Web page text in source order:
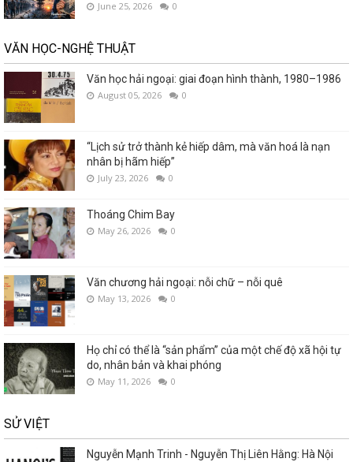
June 25, 2026 0
VĂN HỌC-NGHỆ THUẬT
Văn học hải ngoại: giai đoạn hình thành, 1980–1986
August 05, 2026 0
“Lịch sử trở thành kẻ hiếp dâm, mà văn hoá là nạn
nhân bị hãm hiếp”
July 23, 2026 0
Thoáng Chim Bay
May 26, 2026 0
Văn chương hải ngoại: nỗi chữ – nỗi quê
May 13, 2026 0
Họ chỉ có thể là “sản phẩm” của một chế độ xã hội tự
do, nhân bản và khai phóng
May 11, 2026 0
SỬ VIỆT
Nguyễn Mạnh Trinh - Nguyễn Thị Liên Hằng: Hà Nội